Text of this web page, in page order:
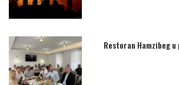
Restoran Hamzibeg